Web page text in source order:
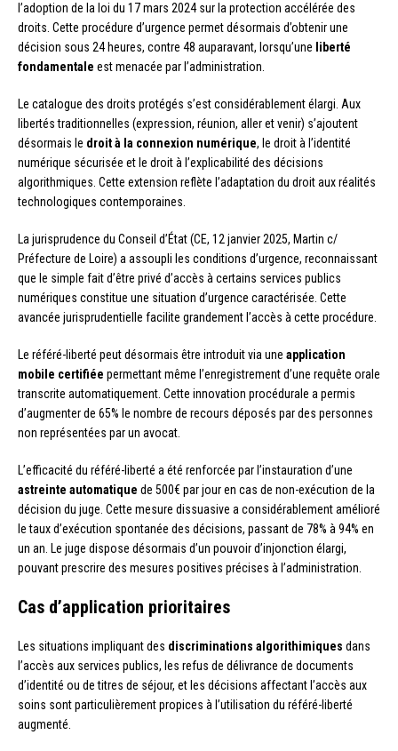
l’adoption de la loi du 17 mars 2024 sur la protection accélérée des
droits. Cette procédure d’urgence permet désormais d’obtenir une
décision sous 24 heures, contre 48 auparavant, lorsqu’une liberté
fondamentale est menacée par l’administration.
Le catalogue des droits protégés s’est considérablement élargi. Aux
libertés traditionnelles (expression, réunion, aller et venir) s’ajoutent
désormais le droit à la connexion numérique, le droit à l’identité
numérique sécurisée et le droit à l’explicabilité des décisions
algorithmiques. Cette extension reflète l’adaptation du droit aux réalités
technologiques contemporaines.
La jurisprudence du Conseil d’État (CE, 12 janvier 2025, Martin c/
Préfecture de Loire) a assoupli les conditions d’urgence, reconnaissant
que le simple fait d’être privé d’accès à certains services publics
numériques constitue une situation d’urgence caractérisée. Cette
avancée jurisprudentielle facilite grandement l’accès à cette procédure.
Le référé-liberté peut désormais être introduit via une application
mobile certifiée permettant même l’enregistrement d’une requête orale
transcrite automatiquement. Cette innovation procédurale a permis
d’augmenter de 65% le nombre de recours déposés par des personnes
non représentées par un avocat.
L’efficacité du référé-liberté a été renforcée par l’instauration d’une
astreinte automatique de 500€ par jour en cas de non-exécution de la
décision du juge. Cette mesure dissuasive a considérablement amélioré
le taux d’exécution spontanée des décisions, passant de 78% à 94% en
un an. Le juge dispose désormais d’un pouvoir d’injonction élargi,
pouvant prescrire des mesures positives précises à l’administration.
Cas d’application prioritaires
Les situations impliquant des discriminations algorithimiques dans
l’accès aux services publics, les refus de délivrance de documents
d’identité ou de titres de séjour, et les décisions affectant l’accès aux
soins sont particulièrement propices à l’utilisation du référé-liberté
augmenté.